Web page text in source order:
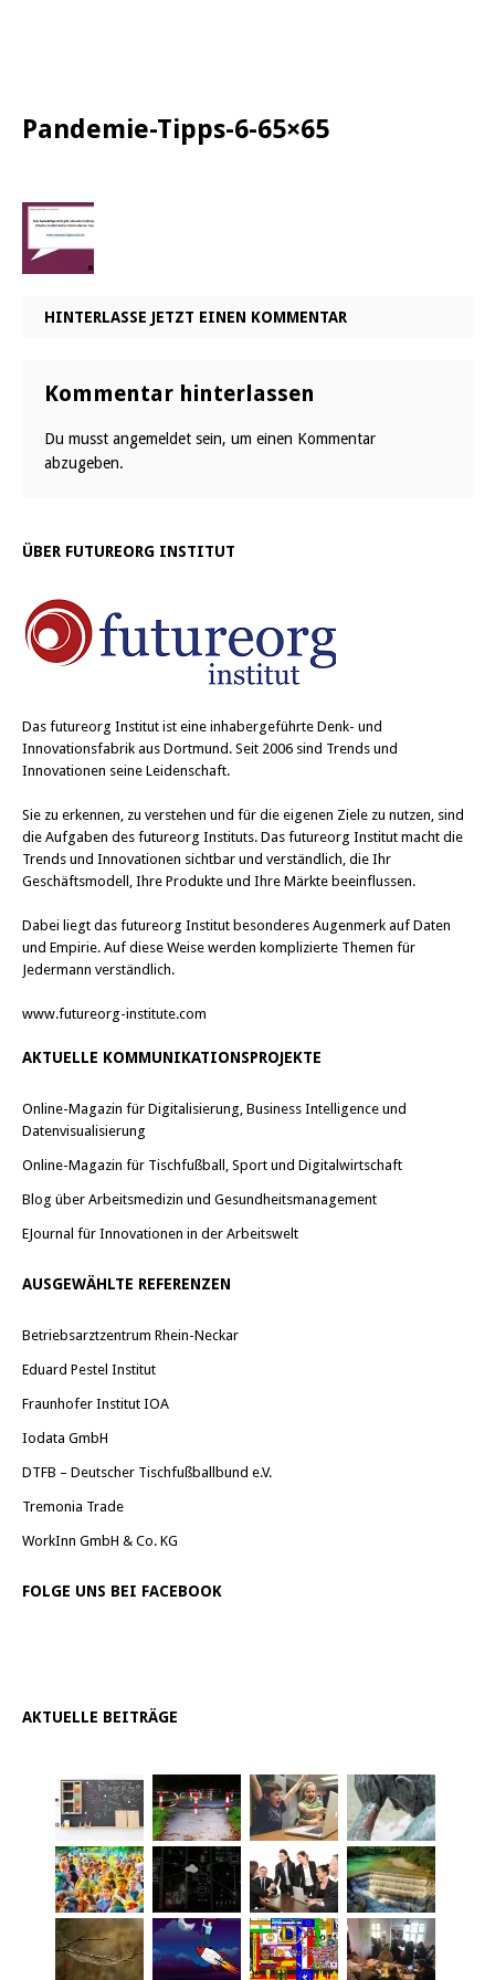
Pandemie-Tipps-6-65×65
HINTERLASSE JETZT EINEN KOMMENTAR
Kommentar hinterlassen
Du musst angemeldet sein, um einen Kommentar
abzugeben.
ÜBER FUTUREORG INSTITUT
Das futureorg Institut ist eine inhabergeführte Denk- und
Innovationsfabrik aus Dortmund. Seit 2006 sind Trends und
Innovationen seine Leidenschaft.
Sie zu erkennen, zu verstehen und für die eigenen Ziele zu nutzen, sind
die Aufgaben des futureorg Instituts. Das futureorg Institut macht die
Trends und Innovationen sichtbar und verständlich, die Ihr
Geschäftsmodell, Ihre Produkte und Ihre Märkte beeinflussen.
Dabei liegt das futureorg Institut besonderes Augenmerk auf Daten
und Empirie. Auf diese Weise werden komplizierte Themen für
Jedermann verständlich.
www.futureorg-institute.com
AKTUELLE KOMMUNIKATIONSPROJEKTE
Online-Magazin für Digitalisierung, Business Intelligence und
Datenvisualisierung
Online-Magazin für Tischfußball, Sport und Digitalwirtschaft
Blog über Arbeitsmedizin und Gesundheitsmanagement
EJournal für Innovationen in der Arbeitswelt
AUSGEWÄHLTE REFERENZEN
Betriebsarztzentrum Rhein-Neckar
Eduard Pestel Institut
Fraunhofer Institut IOA
Iodata GmbH
DTFB – Deutscher Tischfußballbund e.V.
Tremonia Trade
WorkInn GmbH & Co. KG
FOLGE UNS BEI FACEBOOK
AKTUELLE BEITRÄGE